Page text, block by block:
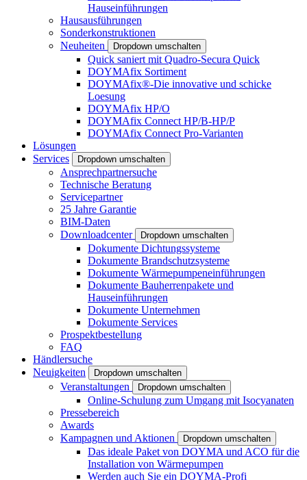
Hauseinführungen
Hausausführungen
Sonderkonstruktionen
Neuheiten
Dropdown umschalten
Quick saniert mit Quadro-Secura Quick
DOYMAfix Sortiment
DOYMAfix®-Die innovative und schicke
Loesung
DOYMAfix HP/O
DOYMAfix Connect HP/B-HP/P
DOYMAfix Connect Pro-Varianten
Lösungen
Services
Dropdown umschalten
Ansprechpartnersuche
Technische Beratung
Servicepartner
25 Jahre Garantie
BIM-Daten
Downloadcenter
Dropdown umschalten
Dokumente Dichtungssysteme
Dokumente Brandschutzsysteme
Dokumente Wärmepumpeneinführungen
Dokumente Bauherrenpakete und
Hauseinführungen
Dokumente Unternehmen
Dokumente Services
Prospektbestellung
FAQ
Händlersuche
Neuigkeiten
Dropdown umschalten
Veranstaltungen Dropdown umschalten
Online-Schulung zum Umgang mit Isocyanaten
Pressebereich
Awards
Kampagnen und Aktionen
Dropdown umschalten
Das ideale Paket von DOYMA und ACO für die
Installation von Wärmepumpen
Werden auch Sie ein DOYMA-Profi